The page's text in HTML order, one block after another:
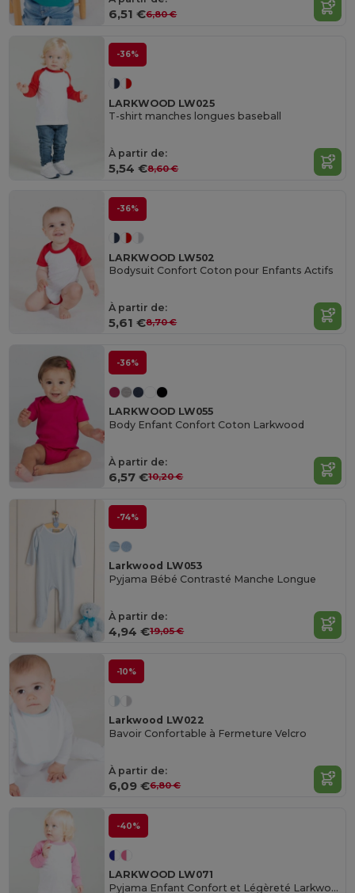
6,51 €6,80 €
-36%
LARKWOOD LW025
T-shirt manches longues baseball
À partir de:
5,54 €8,60 €
-36%
LARKWOOD LW502
Bodysuit Confort Coton pour Enfants Actifs
À partir de:
5,61 €8,70 €
-36%
LARKWOOD LW055
Body Enfant Confort Coton Larkwood
À partir de:
6,57 €10,20 €
-74%
Larkwood LW053
Pyjama Bébé Contrasté Manche Longue
À partir de:
4,94 €19,05 €
-10%
Larkwood LW022
Bavoir Confortable à Fermeture Velcro
À partir de:
6,09 €6,80 €
-40%
LARKWOOD LW071
Pyjama Enfant Confort et Légèreté Larkwood